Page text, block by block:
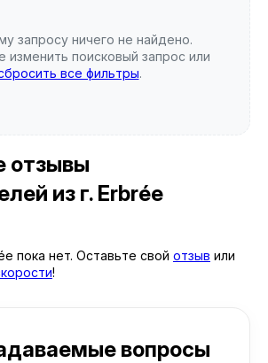
запросу ничего не найдено.
изменить поисковый запрос или
все фильтры.
отзывы
из г. Erbrée
пока нет. Оставьте свой отзыв или
!
вопросы